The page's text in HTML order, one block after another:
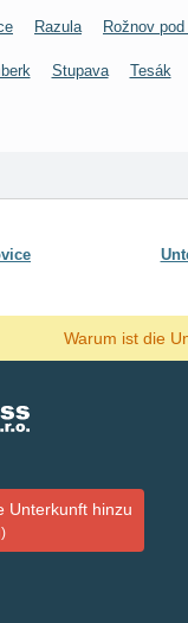
Razula Rožnov
Stupava Tesák
Warum ist die
Unterkunft hinzu